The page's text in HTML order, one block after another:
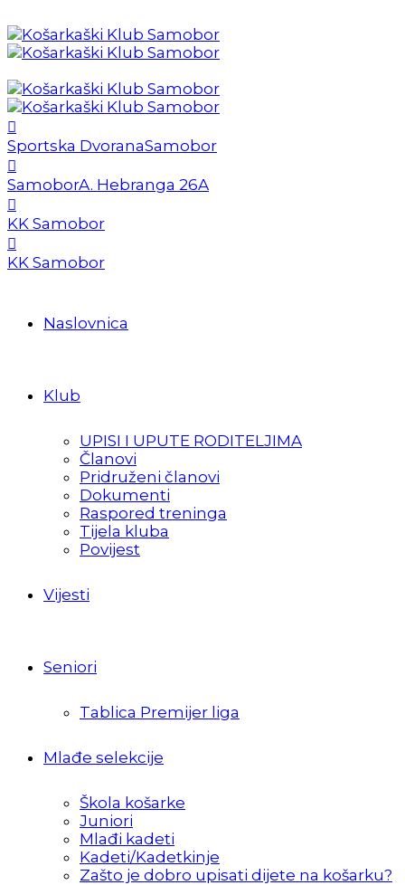
Sportska DvoranaSamobor
SamoborA. Hebranga 26A
KK Samobor
KK Samobor
Naslovnica
Klub
UPISI I UPUTE RODITELJIMA
Članovi
Pridruženi članovi
Dokumenti
Raspored treninga
Tijela kluba
Povijest
Vijesti
Seniori
Tablica Premijer liga
Mlađe selekcije
Škola košarke
Juniori
Mlađi kadeti
Kadeti/Kadetkinje
Zašto je dobro upisati dijete na košarku?